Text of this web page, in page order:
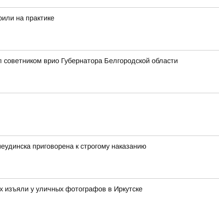
на практике
врио Губернатора Белгородской области
приговорена к строгому наказанию
изъяли у уличных фотографов в Иркутске